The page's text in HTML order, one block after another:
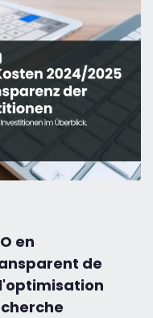
en
de